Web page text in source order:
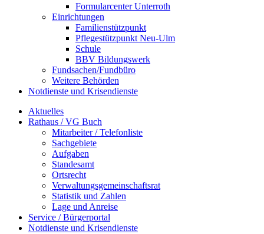
Formularcenter Unterroth
Einrichtungen
Familienstützpunkt
Pflegestützpunkt Neu-Ulm
Schule
BBV Bildungswerk
Fundsachen/Fundbüro
Weitere Behörden
Notdienste und Krisendienste
Aktuelles
Rathaus / VG Buch
Mitarbeiter / Telefonliste
Sachgebiete
Aufgaben
Standesamt
Ortsrecht
Verwaltungsgemeinschaftsrat
Statistik und Zahlen
Lage und Anreise
Service / Bürgerportal
Notdienste und Krisendienste